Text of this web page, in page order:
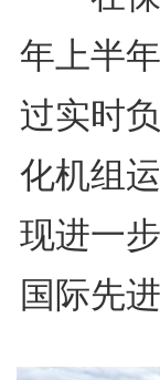
年上半
过实时
化机组
现进一
国际先